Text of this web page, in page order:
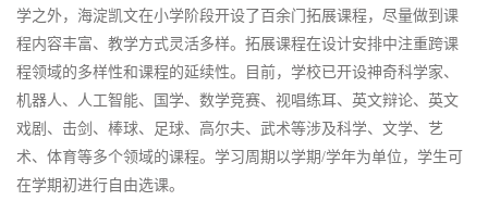
学之外，海淀凯文在小学阶段开设了百余门拓展课程，尽量做到课
程内容丰富、教学方式灵活多样。拓展课程在设计安排中注重跨课
程领域的多样性和课程的延续性。目前，学校已开设神奇科学家、
机器人、人工智能、国学、数学竞赛、视唱练耳、英文辩论、英文
戏剧、击剑、棒球、足球、高尔夫、武术等涉及科学、文学、艺
术、体育等多个领域的课程。学习周期以学期/学年为单位，学生可
在学期初进行自由选课。